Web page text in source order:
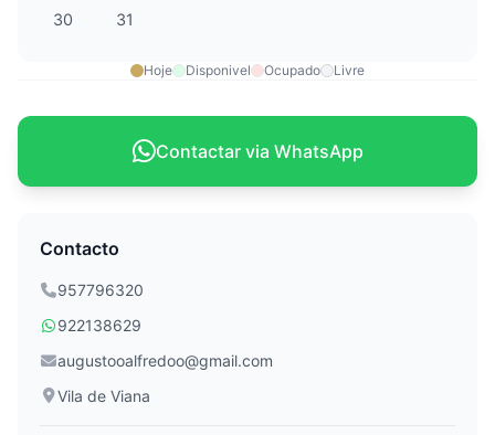
30 31
Hoje Disponivel Ocupado Livre
Contactar via WhatsApp
Contacto
957796320
922138629
augustooalfredoo@gmail.com
Vila de Viana